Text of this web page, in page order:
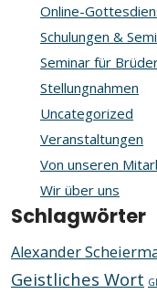
Online-
Schulungen &
Seminar für
Stellungnahmen
Uncategorized
Veranstaltungen
Von unseren
Wir über uns
Schlagwörter
Alexander
Geistliches Wort